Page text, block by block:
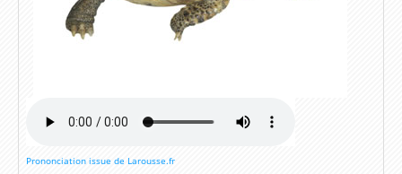
Prononciation issue de Larousse.fr